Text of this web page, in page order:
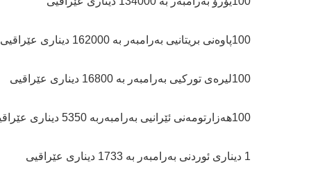
100پاوەنی بریتانیی بەرامبەر بە 162000 دیناری عێراقیی
100لیرەی تورکیی بەرامبەر بە 16800 دیناری عێراقیی
100ھەزارتومەنی ئێرانیی بەرامبەربە 5350 دیناری عێراقیی
1 دیناری ئوردنی بەرامبەر بە 1733 دیناری عێراقیی